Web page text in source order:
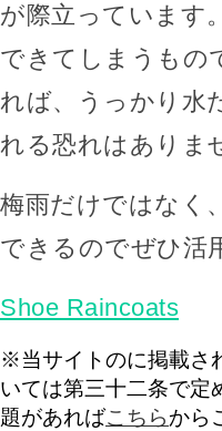
が際立っています
できてしまうもの
れば、うっかり水
れる恐れはありま
梅雨だけではなく
できるのでぜひ活
Shoe Raincoats
※当サイトのに掲載さ
いては第三十二条で定
題があればこちらから